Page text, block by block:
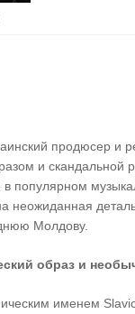
продюсер и
и скандальной
в популярном
неожиданная
Молдову.
образ и
именем